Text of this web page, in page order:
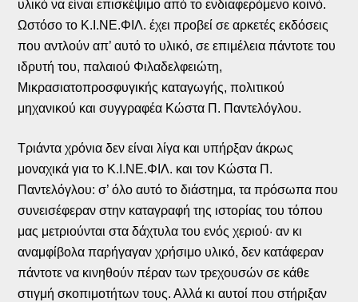
υλικό να είναι επισκέψιμο από το ενδιαφερόμενο κοινό.
Ωστόσο το Κ.Ι.ΝΕ.ΦΙΛ. έχει προβεί σε αρκετές εκδόσεις
που αντλούν απ’ αυτό το υλικό, σε επιμέλεια πάντοτε του
ιδρυτή του, παλαιού Φιλαδελφειώτη,
Μικρασιατοπροσφυγικής καταγωγής, πολιτικού
μηχανικού και συγγραφέα Κώστα Π. Παντελόγλου.
Τριάντα χρόνια δεν είναι λίγα και υπήρξαν άκρως
μοναχικά για το Κ.Ι.ΝΕ.ΦΙΛ. και τον Κώστα Π.
Παντελόγλου: σ’ όλο αυτό το διάστημα, τα πρόσωπα που
συνεισέφεραν στην καταγραφή της ιστορίας του τόπου
μας μετριούνται στα δάχτυλα του ενός χεριού· αν κι
αναμφίβολα παρήγαγαν χρήσιμο υλικό, δεν κατάφεραν
πάντοτε να κινηθούν πέραν των τρεχουσών σε κάθε
στιγμή σκοπιμοτήτων τους. Αλλά κι αυτοί που στήριξαν